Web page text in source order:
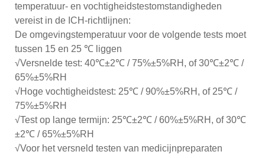
temperatuur- en vochtigheidstestomstandigheden
vereist in de ICH-richtlijnen:
De omgevingstemperatuur voor de volgende tests moet
tussen 15 en 25 ℃ liggen
√Versnelde test: 40℃±2℃ / 75%±5%RH, of 30℃±2℃ /
65%±5%RH
√Hoge vochtigheidstest: 25℃ / 90%±5%RH, of 25℃ /
75%±5%RH
√Test op lange termijn: 25℃±2℃ / 60%±5%RH, of 30℃
±2℃ / 65%±5%RH
√Voor het versneld testen van medicijnpreparaten